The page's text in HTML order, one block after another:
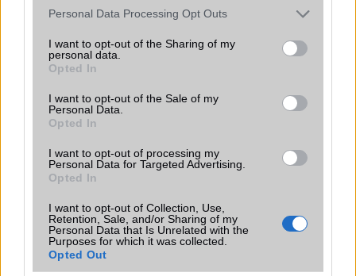
Please note that this website/app uses one or more Google
not limited to your visit or usage behaviour. You may click to
grant or deny consent to Google and its third-party tags to
use your data for below specified purposes in below Google
consent section.
Personal Data Processing Opt Outs
I want to opt-out of the Sharing of my
personal data.
Opted In
I want to opt-out of the Sale of my
Personal Data.
Opted In
I want to opt-out of processing my
Personal Data for Targeted Advertising.
Opted In
I want to opt-out of Collection, Use,
Retention, Sale, and/or Sharing of my
Personal Data that Is Unrelated with the
Purposes for which it was collected.
Opted Out
Funkciók
Brand
Turbo - kiemelkedõen jó
például töltésben, vagy
Védelem IP64
Limited Edition
SAR
Nincs publikus adat!
N/A = Nincs adat. Legutóbbi frissítés: 2026-07-13 19:00:00